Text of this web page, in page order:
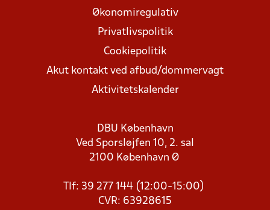
Økonomiregulativ
Privatlivspolitik
Cookiepolitik
Akut kontakt ved afbud/dommervagt
Aktivitetskalender
DBU København
Ved Sporsløjfen 10, 2. sal
2100 København Ø
Tlf: 39 277 144 (12:00-15:00)
CVR: 63928615